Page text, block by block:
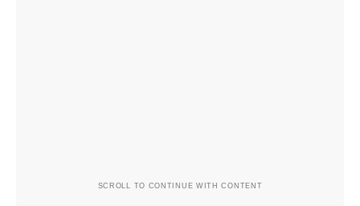
SCROLL TO CONTINUE WITH CONTENT